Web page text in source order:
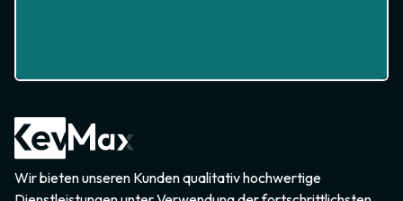
Wir bieten unseren Kunden qualitativ hochwertige